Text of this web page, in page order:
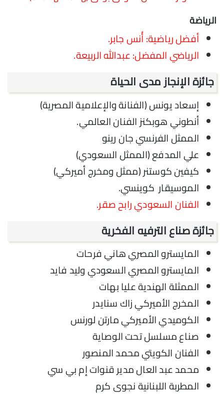
الرياضة
أفضل رياضية: أُنس جابر.
الرياضي المفضل: عبدالله الربيعة.
جائزة الإنجاز مدى الحياة
إسعاد يونس (الفنانة والإعلامية المصرية)
أنطوني هوبكنز الفنان العالمي.
الممثل الفرنسي جان رينو
علي المدفع (الممثل السعودي)
كيفين كوستنر (ممثل ومخرج أميركي)
الموسيقار كوينسي.
الفنان السعودي رابح صقر.
جائزة صناع الترفيه الفخرية
المايسترو المصري هاني فرحات
المايسترو المصري السعودي وليد فايد
الممثلة الهندية عليا بهات
المخرج الأميركي زاك سنايدر
الكوميدي الأميركي مارتن لورنس
صناع مسلسل تحت الوصاية
الفنان الكويتي محمد المنصور
محمد عبد العال مدير قنوات إم بي سي
المطربة اللبنانية نجوى كرم